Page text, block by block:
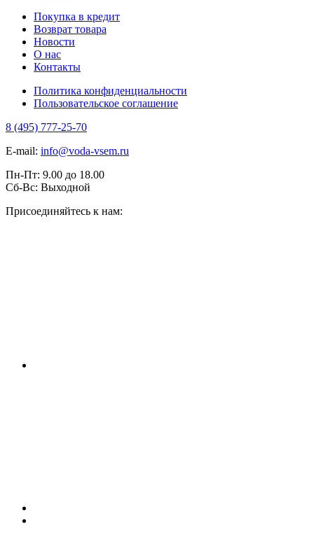
Покупка в кредит
Возврат товара
Новости
О нас
Контакты
Политика конфиденциальности
Пользовательское соглашение
8 (495) 777-25-70
E-mail: info@voda-vsem.ru
Пн-Пт: 9.00 до 18.00
Сб-Вс: Выходной
Присоединяйтесь к нам: